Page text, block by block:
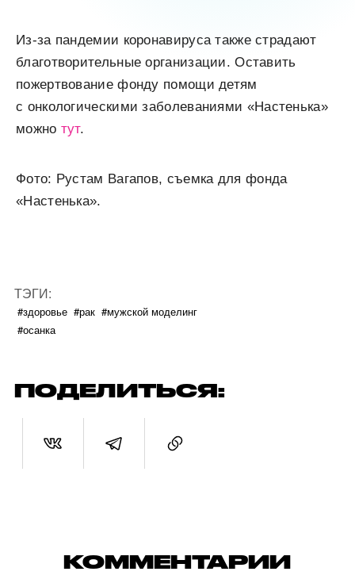
Из-за пандемии коронавируса также страдают
благотворительные организации. Оставить
пожертвование фонду помощи детям
с онкологическими заболеваниями «Настенька»
можно тут.
Фото: Рустам Вагапов, съемка для фонда
«Настенька».
ТЭГИ:
#здоровье #рак #мужской моделинг
#осанка
ПОДЕЛИТЬСЯ:
КОММЕНТАРИИ